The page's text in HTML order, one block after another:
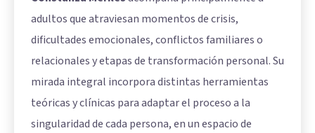
adultos que atraviesan momentos de crisis,
dificultades emocionales, conflictos familiares o
relacionales y etapas de transformación personal. Su
mirada integral incorpora distintas herramientas
teóricas y clínicas para adaptar el proceso a la
singularidad de cada persona, en un espacio de